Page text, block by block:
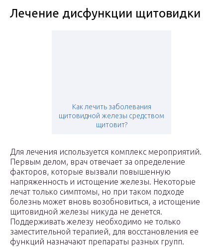
Лечение дисфункции щитовидки
Как лечить заболевания
щитовидной железы средством
щитовит?
Для лечения используется комплекс мероприятий.
Первым делом, врач отвечает за определение
факторов, которые вызвали повышенную
напряженность и истощение железы. Некоторые
лечат только симптомы, но при таком подходе
болезнь может вновь возобновиться, а истощение
щитовидной железы никуда не денется.
Поддерживать железу необходимо не только
заместительной терапией, для восстановления ее
функций назначают препараты разных групп.